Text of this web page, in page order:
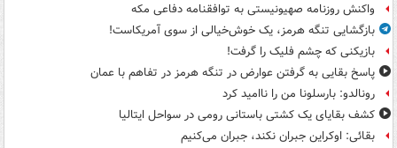
واکنش روزنامه صهیونیستی به توافقنامه دفاعی مکه
بازگشایی تنگه هرمز، یک خوش‌خیالی از سوی آمریکاست!
بازیکنی که چشم فلیک را گرفت!
پاسخ بقایی به گرفتن عوارض در تنگه هرمز در تفاهم با عمان
رونالدو: بارسلونا من را ناامید کرد
کشف بقایای یک کشتی باستانی رومی در سواحل ایتالیا
بقائی: اوکراین جبران نکند، جبران می‌کنیم